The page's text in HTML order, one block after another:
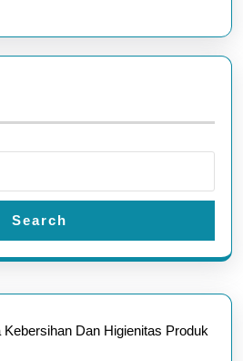
Search
Dan Higienitas Produk